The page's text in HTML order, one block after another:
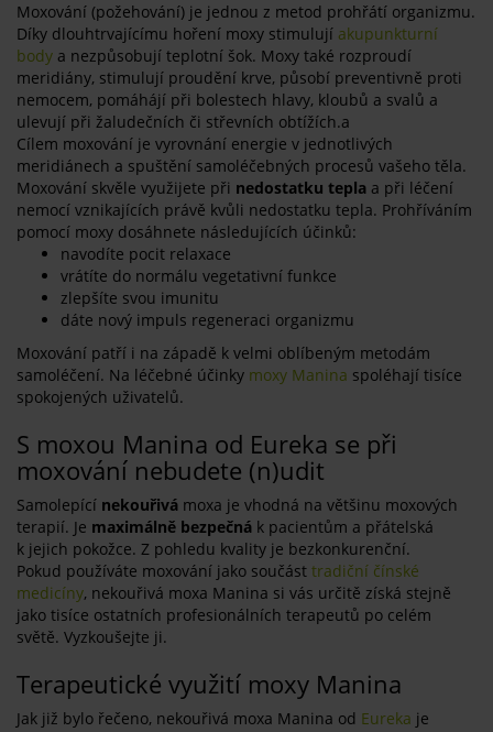
Moxování (požehování) je jednou z metod prohřátí organizmu.
Díky dlouhtrvajícímu hoření moxy stimulují akupunkturní
body a nezpůsobují teplotní šok. Moxy také rozproudí
meridiány, stimulují proudění krve, působí preventivně proti
nemocem, pomáhájí při bolestech hlavy, kloubů a svalů a
ulevují při žaludečních či střevních obtížích.a
Cílem moxování je vyrovnání energie v jednotlivých
meridiánech a spuštění samoléčebných procesů vašeho těla.
Moxování skvěle využijete při nedostatku tepla a při léčení
nemocí vznikajících právě kvůli nedostatku tepla. Prohříváním
pomocí moxy dosáhnete následujících účinků:
navodíte pocit relaxace
vrátíte do normálu vegetativní funkce
zlepšíte svou imunitu
dáte nový impuls regeneraci organizmu
Moxování patří i na západě k velmi oblíbeným metodám
samoléčení. Na léčebné účinky moxy Manina spoléhají tisíce
spokojených uživatelů.
S moxou Manina od Eureka se při
moxování nebudete (n)udit
Samolepící nekouřivá moxa je vhodná na většinu moxových
terapií. Je maximálně bezpečná k pacientům a přátelská
k jejich pokožce. Z pohledu kvality je bezkonkurenční.
Pokud používáte moxování jako součást tradiční čínské
medicíny, nekouřivá moxa Manina si vás určitě získá stejně
jako tisíce ostatních profesionálních terapeutů po celém
světě. Vyzkoušejte ji.
Terapeutické využití moxy Manina
Jak již bylo řečeno, nekouřivá moxa Manina od Eureka je